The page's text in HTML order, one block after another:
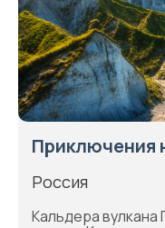
Приключения
Россия
Кальдера вулкана